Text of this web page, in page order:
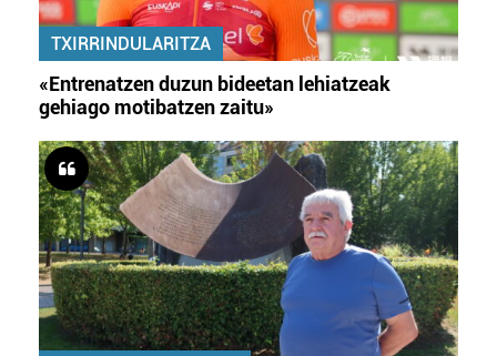
TXIRRINDULARITZA
«Entrenatzen duzun bideetan lehiatzeak
gehiago motibatzen zaitu»